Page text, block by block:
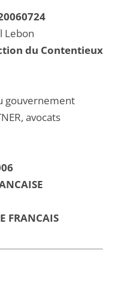
Lebon
du Contentieux
gouvernement
avocats
FRANCAIS